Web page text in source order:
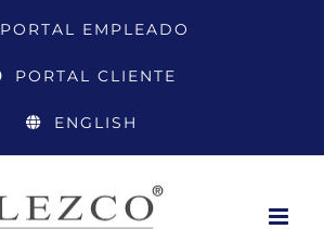
PORTAL EMPLEADO
PORTAL CLIENTE
ENGLISH